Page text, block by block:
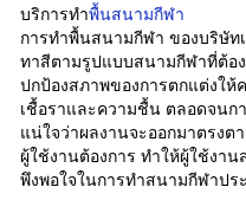
บริการทำพื้นสนามกีฬา
การทำพื้นสนามกีฬา ของบริษัท
ทาสีตามรูปแบบสนามกีฬาที่ต้อ
ปกป้องสภาพของการตกแต่งให้
เชื้อราและความชื้น ตลอดจนก
แน่ใจว่าผลงานจะออกมาตรง
ผู้ใช้งานต้องการ ทำให้ผู้ใช้งา
พึงพอใจในการทำสนามกีฬาปร